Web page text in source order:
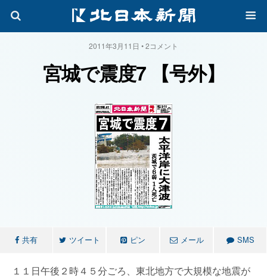
2011年3月11日 • 2コメント
宮城で震度7 【号外】
共有 ツイート ピン メール SMS
１１日午後２時４５分ごろ、東北地方で大規模な地震が